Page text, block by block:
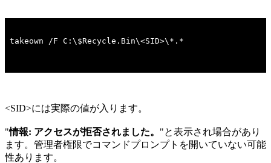
<SID>には実際の値が入ります。
"情報: アクセスが拒否されました。 "と表示され場合があり
ます。管理者権限でコマンドプロンプトを開いていない可能
性あります。